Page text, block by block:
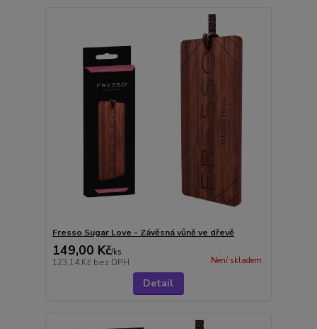
Fresso Sugar Love - Závěsná vůně ve dřevě
149,00 Kč/ks
123,14 Kč bez DPH Není skladem
Detail